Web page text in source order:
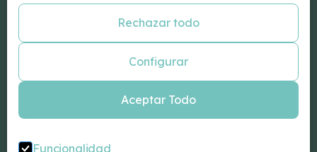
Psiquiatría Barcelona
Neuropsicología Barcelona
Psicologo infantil Barcelona
Coaching personal Barcelona
Rechazar todo
Configurar
Aceptar Todo
Funcionalidad